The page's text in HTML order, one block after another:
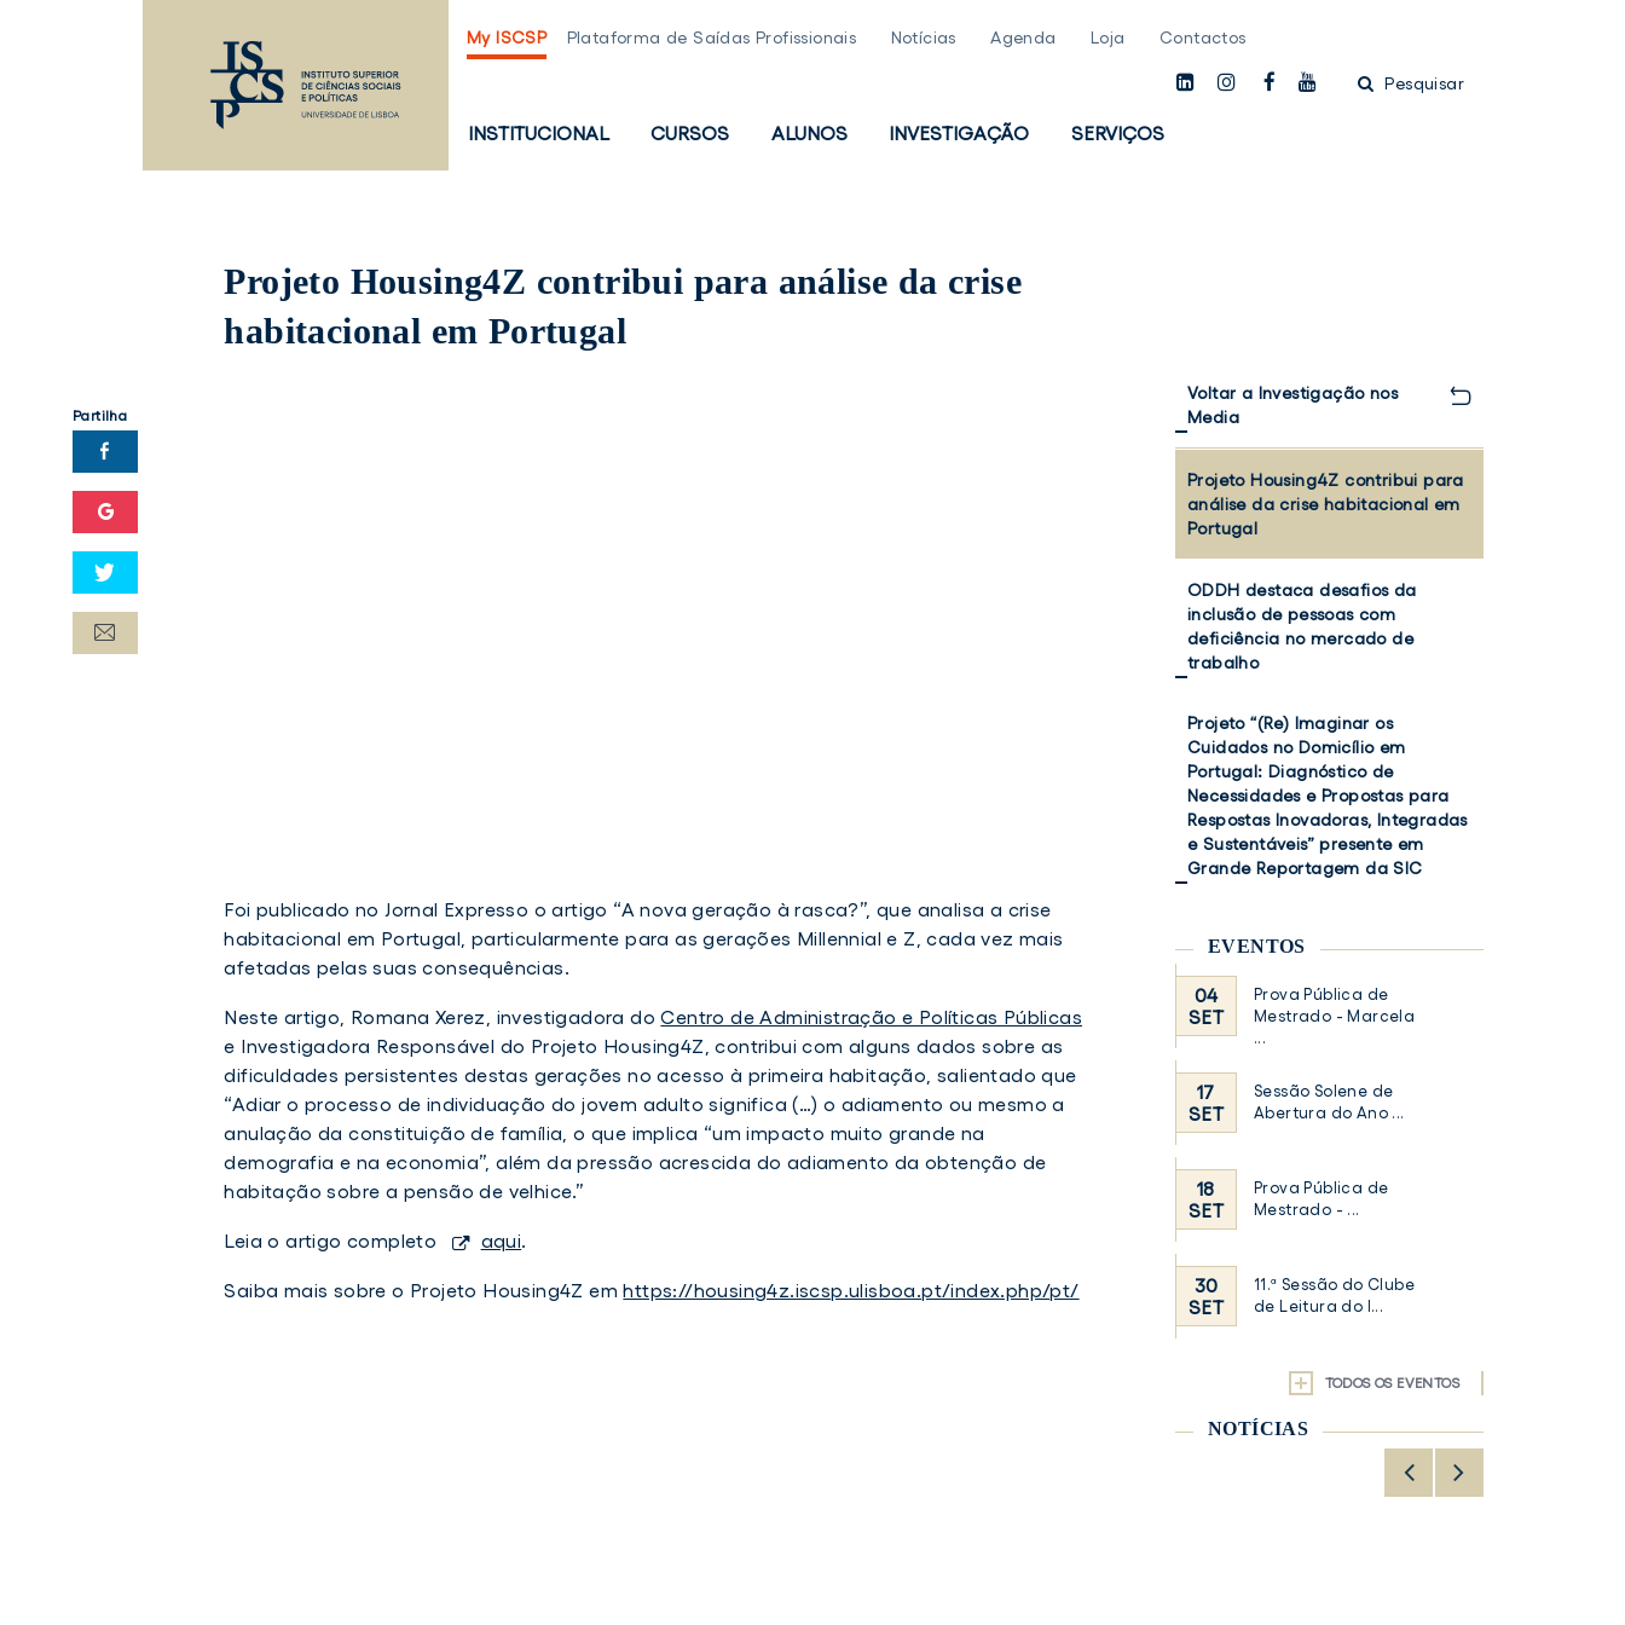
My ISCSP Plataforma de Saídas Profissionais Notícias Agenda Loja Contactos
linkedininstagamfacebook
youtubePesquisar
PÁGINA
INSTITUCIONAL CURSOS ALUNOS INVESTIGAÇÃO SERVIÇOS
Partilha
Projeto Housing4Z contribui para análise da crise
habitacional em Portugal
Foi publicado no Jornal Expresso o artigo “A nova geração à rasca?”, que analisa a crise
habitacional em Portugal, particularmente para as gerações Millennial e Z, cada vez mais
afetadas pelas suas consequências.
Neste artigo, Romana Xerez, investigadora doCentro de Administração e Políticas Públicas
e Investigadora Responsável do Projeto Housing4Z, contribui com alguns dados sobre as
dificuldades persistentes destas gerações no acesso à primeira habitação, salientado que
“Adiar o processo de individuação do jovem adulto significa (…) o adiamento ou mesmo a
anulação da constituição de família, o que implica “um impacto muito grande na
demografia e na economia”, além da pressão acrescida do adiamento da obtenção de
habitação sobre a pensão de velhice.”
Leia o artigo completo aqui.
Saiba mais sobre o Projeto Housing4Z emhttps://housing4z.iscsp.ulisboa.pt/index.php/pt/
Voltar a Investigação nos
Media
Projeto Housing4Z contribui para
análise da crise habitacional em
Portugal
ODDH destaca desafios da
inclusão de pessoas com
deficiência no mercado de
trabalho
Projeto “(Re) Imaginar os
Cuidados no Domicílio em
Portugal: Diagnóstico de
Necessidades e Propostas para
Respostas Inovadoras, Integradas
e Sustentáveis” presente em
Grande Reportagem da SIC
EVENTOS
04
SET
Prova Pública de
Mestrado - Marcela
...
17
SET
Sessão Solene de
Abertura do Ano ...
18
SET
Prova Pública de
Mestrado - ...
30
SET
11.ª Sessão do Clube
de Leitura do I...
TODOS OS EVENTOS
NOTÍCIAS